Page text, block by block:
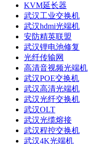
KVM延长器
武汉工业交换机
武汉hdmi光端机
安防精英联盟
武汉锂电池修复
光纤传输网
高清音视频光端机
武汉POE交换机
武汉高清光端机
武汉光纤交换机
武汉OLT
武汉光缆熔接
武汉程控交换机
武汉4K光端机